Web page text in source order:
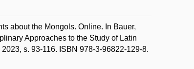
about the Mongols. Online. In Bauer,
Approaches to the Study of Latin
s. 93-116. ISBN 978-3-96822-129-8.